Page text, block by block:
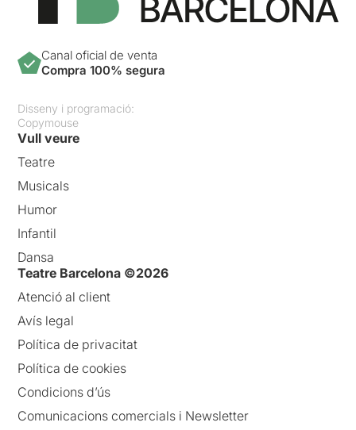
Canal oficial de venta
Compra 100% segura
Disseny i programació:
Copymouse
Vull veure
Teatre
Musicals
Humor
Infantil
Dansa
Teatre Barcelona ©2026
Atenció al client
Avís legal
Política de privacitat
Política de cookies
Condicions d’ús
Comunicacions comercials i Newsletter